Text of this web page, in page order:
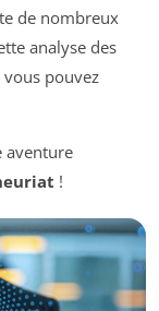
de nombreux
analyse des
pouvez
aventure
!